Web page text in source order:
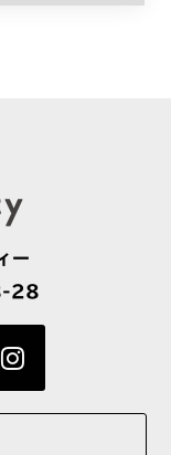
ー
28